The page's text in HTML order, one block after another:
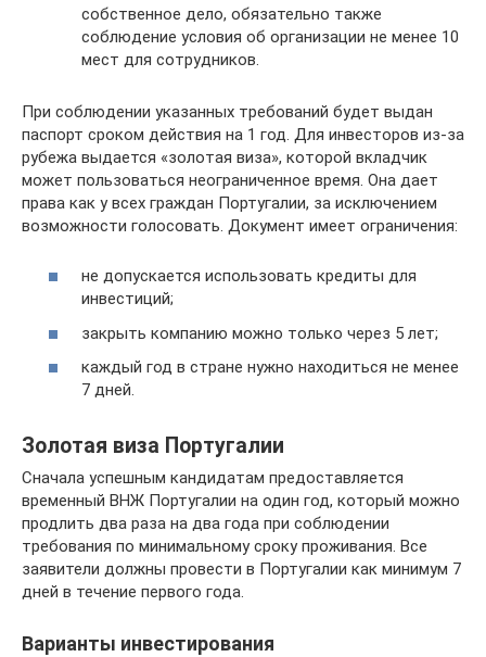
собственное дело, обязательно также
соблюдение условия об организации не менее 10
мест для сотрудников.
При соблюдении указанных требований будет выдан
паспорт сроком действия на 1 год. Для инвесторов из-за
рубежа выдается «золотая виза», которой вкладчик
может пользоваться неограниченное время. Она дает
права как у всех граждан Португалии, за исключением
возможности голосовать. Документ имеет ограничения:
не допускается использовать кредиты для
инвестиций;
закрыть компанию можно только через 5 лет;
каждый год в стране нужно находиться не менее
7 дней.
Золотая виза Португалии
Сначала успешным кандидатам предоставляется
временный ВНЖ Португалии на один год, который можно
продлить два раза на два года при соблюдении
требования по минимальному сроку проживания. Все
заявители должны провести в Португалии как минимум 7
дней в течение первого года.
Варианты инвестирования